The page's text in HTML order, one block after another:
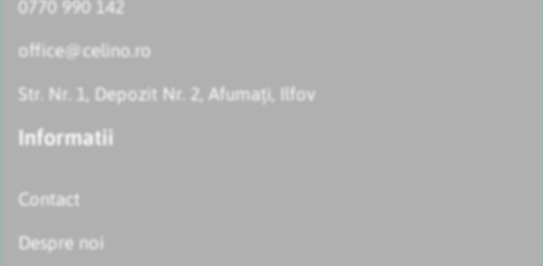
0770 990 142
office@celino.ro
Str. Nr. 1, Depozit Nr. 2, Afumați, Ilfov
Informatii
Contact
Despre noi